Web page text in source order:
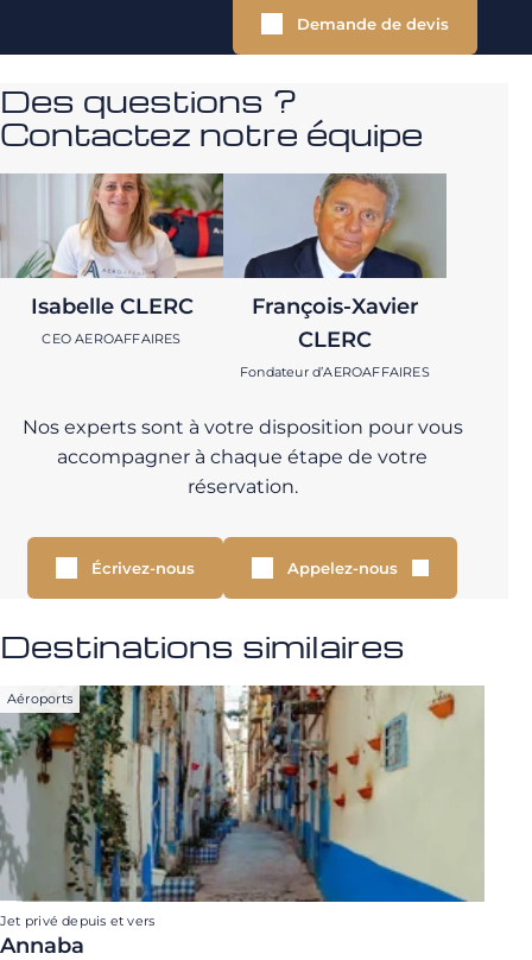
Demande de devis
Des questions ?
Contactez notre équipe
Isabelle CLERC
CEO AEROAFFAIRES
François-Xavier
CLERC
Fondateur d’AEROAFFAIRES
Nos experts sont à votre disposition pour vous
accompagner à chaque étape de votre
réservation.
Écrivez-nous Appelez-nous
Destinations similaires
Aéroports
Jet privé depuis et vers
Annaba